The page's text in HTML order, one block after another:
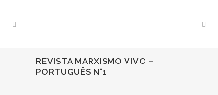
REVISTA MARXISMO VIVO –
PORTUGUÊS N°1